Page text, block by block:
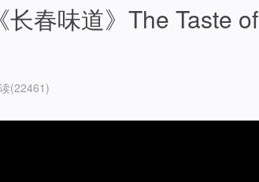
春味道》The Taste of
(22461)